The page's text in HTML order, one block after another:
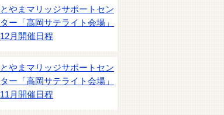
とやまマリッジサポートセン
ター「高岡サテライト会場」
12月開催日程
とやまマリッジサポートセン
ター「高岡サテライト会場」
11月開催日程